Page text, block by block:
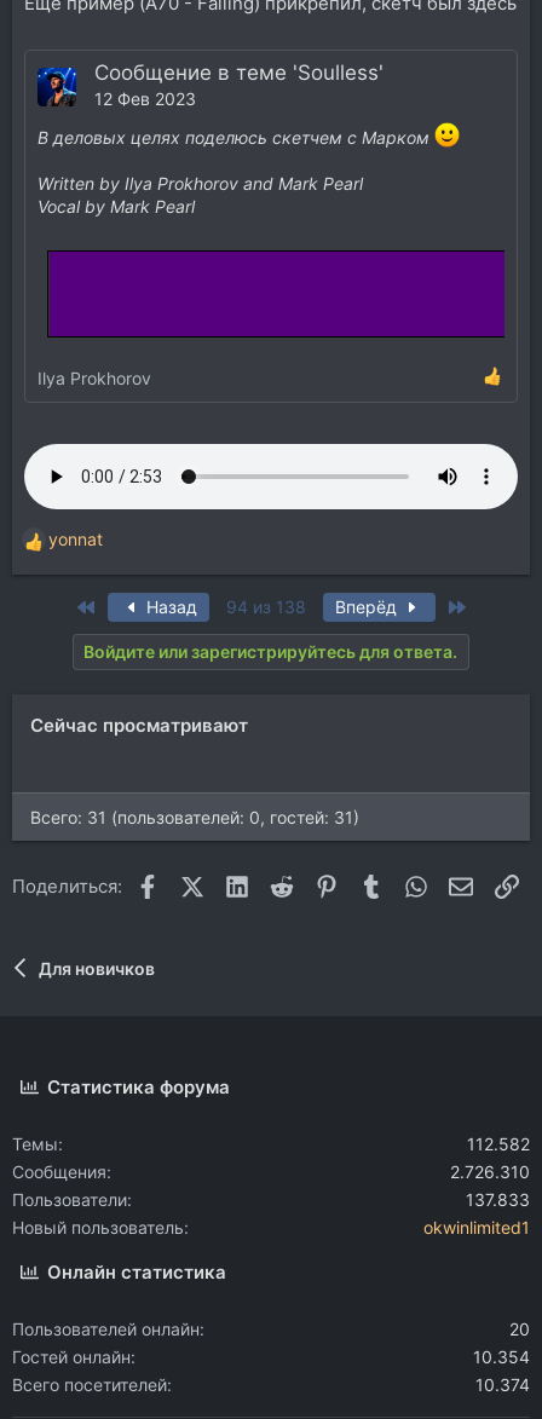
Сообщение в теме 'Soulless'
12 Фев 2023
В деловых целях поделюсь скетчем с Марком
Written by Ilya Prokhorov and Mark Pearl
Vocal by Mark Pearl
Ilya Prokhorov
Р
е
yonnat
First Назад 94 из 138 Вперёд
Войдите или зарегистрируйтесь для ответа.
Сейчас просматривают
Всего: 31 (пользователей: 0, гостей: 31)
Поделиться: FacebookX (Twitter)
LinkedIn
Reddit Pinterest
Tumblr WhatsApp
Для новичков
Статистика форума
Темы
112.582
Сообщения
2.726.310
Пользователи
137.833
Новый пользователь
okwinlimited1
Онлайн статистика
Пользователей онлайн
20
Гостей онлайн
10.354
Всего посетителей
10.374